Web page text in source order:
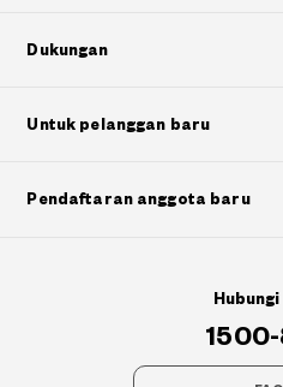
Dukungan
Untuk pelanggan baru
Pendaftaran anggota baru